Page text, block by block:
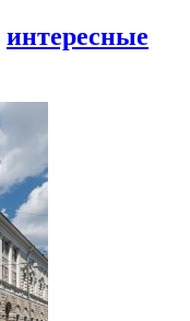
интересные